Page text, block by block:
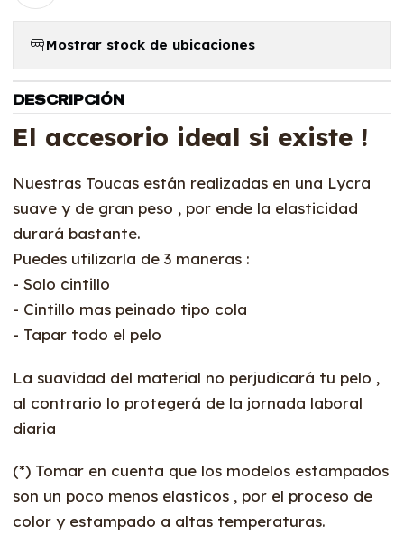
Mostrar stock de ubicaciones
DESCRIPCIÓN
El accesorio ideal si existe !
Nuestras Toucas están realizadas en una Lycra
suave y de gran peso , por ende la elasticidad
durará bastante.
Puedes utilizarla de 3 maneras :
- Solo cintillo
- Cintillo mas peinado tipo cola
- Tapar todo el pelo
La suavidad del material no perjudicará tu pelo ,
al contrario lo protegerá de la jornada laboral
diaria
(*) Tomar en cuenta que los modelos estampados
son un poco menos elasticos , por el proceso de
color y estampado a altas temperaturas.